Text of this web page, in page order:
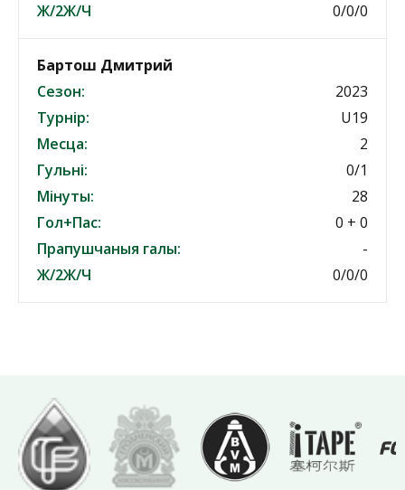
Ж/2Ж/Ч
0/0/0
Бартош Дмитрий
Сезон:
2023
Турнір:
U19
Месца:
2
Гульні:
0/1
Мінуты:
28
Гол+Пас:
0 + 0
Прапушчаныя галы:
-
Ж/2Ж/Ч
0/0/0